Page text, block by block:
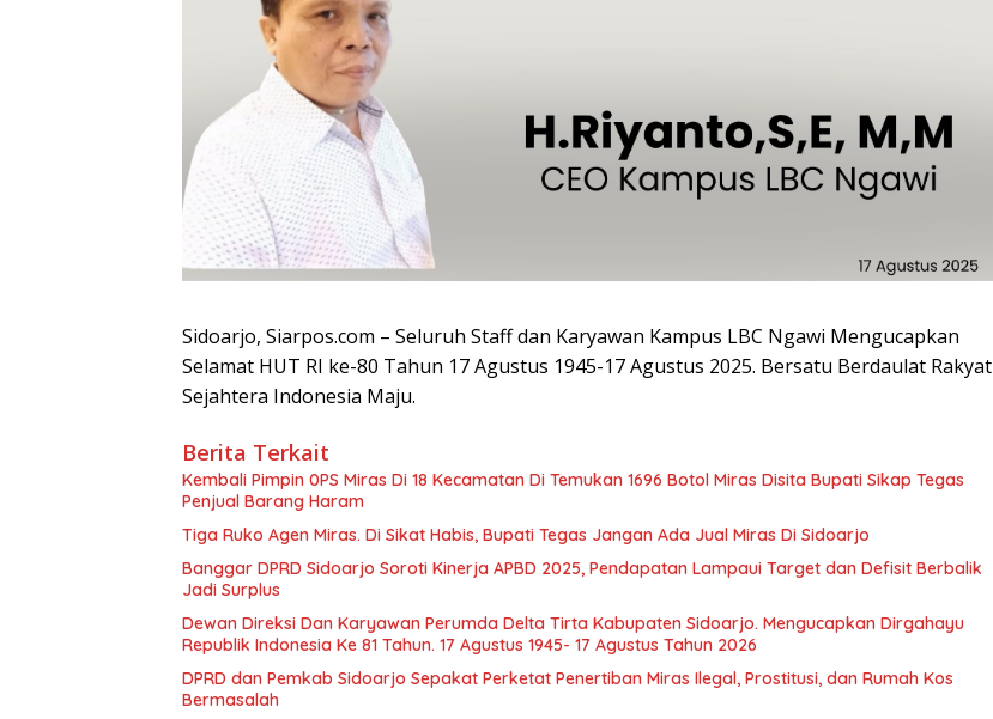
Sidoarjo, Siarpos.com – Seluruh Staff dan Karyawan Kampus LBC Ngawi Mengucapkan
Selamat HUT RI ke-80 Tahun 17 Agustus 1945-17 Agustus 2025. Bersatu Berdaulat Rakyat
Sejahtera Indonesia Maju.
Berita Terkait
Kembali Pimpin 0PS Miras Di 18 Kecamatan Di Temukan 1696 Botol Miras Disita Bupati Sikap Tegas
Penjual Barang Haram
Tiga Ruko Agen Miras. Di Sikat Habis, Bupati Tegas Jangan Ada Jual Miras Di Sidoarjo
Banggar DPRD Sidoarjo Soroti Kinerja APBD 2025, Pendapatan Lampaui Target dan Defisit Berbalik
Jadi Surplus
Dewan Direksi Dan Karyawan Perumda Delta Tirta Kabupaten Sidoarjo. Mengucapkan Dirgahayu
Republik Indonesia Ke 81 Tahun. 17 Agustus 1945- 17 Agustus Tahun 2026
DPRD dan Pemkab Sidoarjo Sepakat Perketat Penertiban Miras Ilegal, Prostitusi, dan Rumah Kos
Bermasalah